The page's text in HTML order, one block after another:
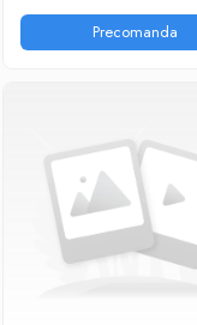
Precomanda